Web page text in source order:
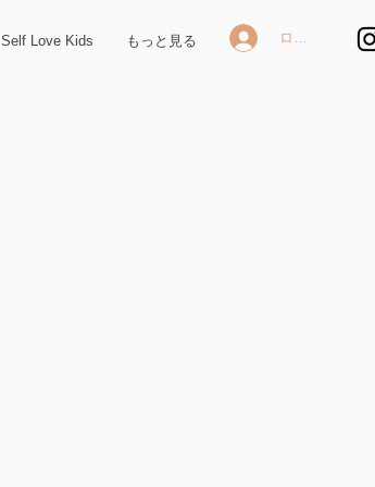
Self Love Kids もっと見る ログイン